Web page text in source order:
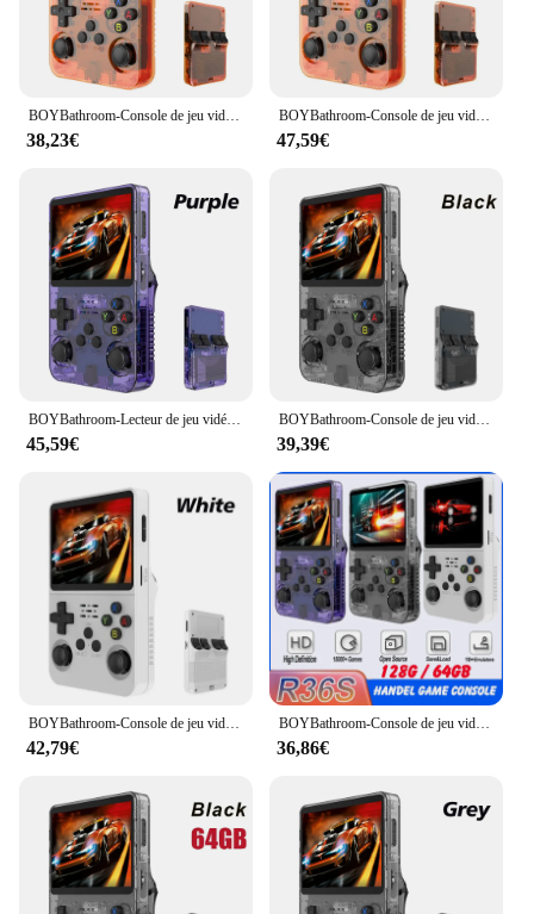
38,23€
BOYBathroom-Console de jeu vidéo rétro M R36S, système Linux, écran IPS 3.5 ", lecteur de poche portable, 64 Go, 128G, jeux, meilleurs cadeaux pour enfants, nouveau
47,59€
45,59€
BOYBathroom-Console de jeu vidéo rétro M R36S Pro, système Linux, écran IPS 3.5 ", lecteur vidéo de poche portable, jeux 64 Go
39,39€
42,79€
BOYBathroom-Console de jeu vidéo rétro M R36S, système Linux, écran IPS 3.5 ", lecteur vidéo de poche portable, 64 Go, 128 Go, jeux
36,86€